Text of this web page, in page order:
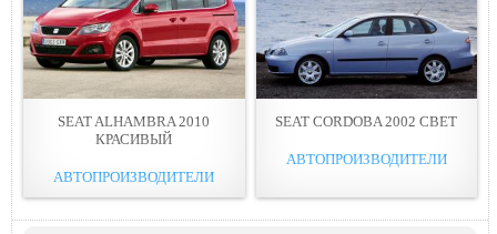
SEAT ALHAMBRA 2010
КРАСИВЫЙ
АВТОПРОИЗВОДИТЕЛИ
SEAT CORDOBA 2002 СВЕТ
АВТОПРОИЗВОДИТЕЛИ